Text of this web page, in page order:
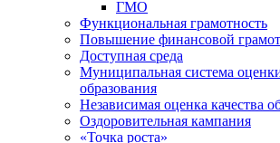
ГМО
Функциональная грамотность
Повышение финансовой
Доступная среда
Муниципальная система
образования
Независимая оценка качества
Оздоровительная кампания
«Точка роста»